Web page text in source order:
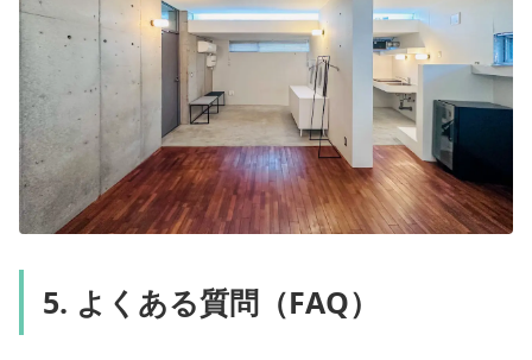
5. よくある質問（FAQ）